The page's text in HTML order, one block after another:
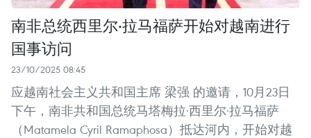
南非总统西里尔·拉马福萨开始对越南进行
国事访问
23/10/2025 08:45
应越南社会主义共和国主席 梁强 的邀请，10月23日
下午，南非共和国总统马塔梅拉·西里尔·拉马福萨
（Matamela Cyril Ramaphosa）抵达河内，开始对越